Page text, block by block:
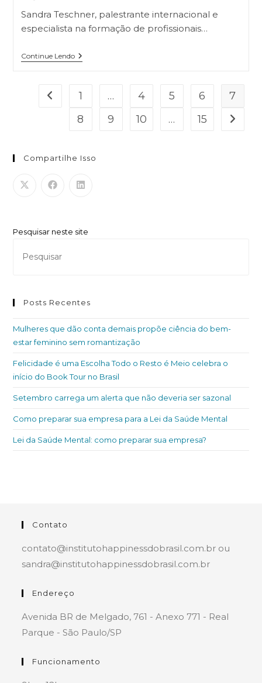
Sandra Teschner, palestrante internacional e
especialista na formação de profissionais…
Continue Lendo
1 … 4 5 6
7
8
9 10 … 15
Compartilhe Isso
Pesquisar neste site
Posts Recentes
Mulheres que dão conta demais propõe ciência do bem-
estar feminino sem romantização
Felicidade é uma Escolha Todo o Resto é Meio celebra o
início do Book Tour no Brasil
Setembro carrega um alerta que não deveria ser sazonal
Como preparar sua empresa para a Lei da Saúde Mental
Lei da Saúde Mental: como preparar sua empresa?
Contato
contato@institutohappinessdobrasil.com.br ou
sandra@institutohappinessdobrasil.com.br
Endereço
Avenida BR de Melgado, 761 - Anexo 771 - Real
Parque - São Paulo/SP
Funcionamento